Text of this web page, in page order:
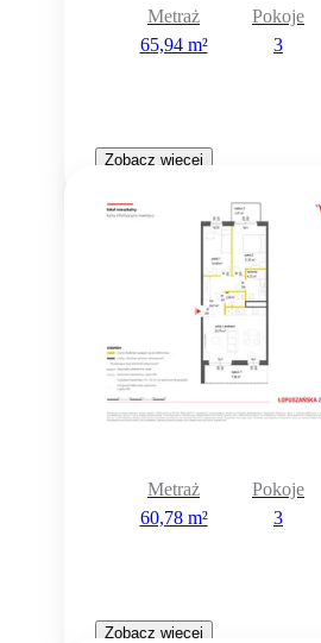
Metraż
65,94 m²
Pokoje
3
Zobacz więcej
Metraż
60,78 m²
Pokoje
3
Zobacz więcej